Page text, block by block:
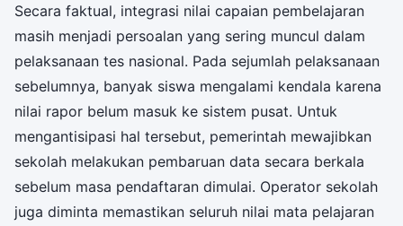
Secara faktual, integrasi nilai capaian pembelajaran
masih menjadi persoalan yang sering muncul dalam
pelaksanaan tes nasional. Pada sejumlah pelaksanaan
sebelumnya, banyak siswa mengalami kendala karena
nilai rapor belum masuk ke sistem pusat. Untuk
mengantisipasi hal tersebut, pemerintah mewajibkan
sekolah melakukan pembaruan data secara berkala
sebelum masa pendaftaran dimulai. Operator sekolah
juga diminta memastikan seluruh nilai mata pelajaran